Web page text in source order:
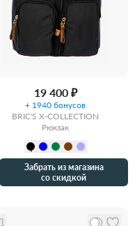
19 400 ₽
+ 1940 бонусов
BRIC'S X-COLLECTION
Рюкзак
Забрать из магазина
со скидкой